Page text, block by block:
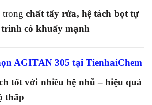
trong chất tẩy rửa, hệ tách bọt tự
có khuấy mạnh
AGITAN 305 tại TienhaiChem
tốt với nhiều hệ nhũ – hiệu quả
thấp